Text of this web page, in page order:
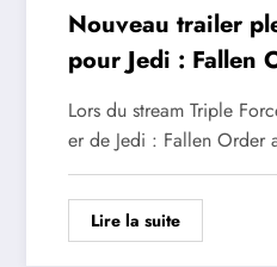
Nouveau trailer
pour Jedi : Fallen
Lors du stream Triple
er de Jedi : Fallen Order
Lire la suite